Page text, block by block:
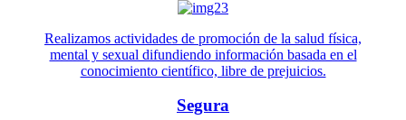
Realizamos actividades de promoción de la salud física,
mental y sexual difundiendo información basada en el
conocimiento científico, libre de prejuicios.
Segura